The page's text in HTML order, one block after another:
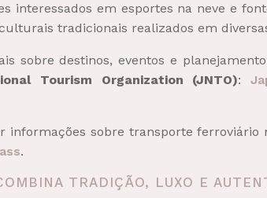
interessados em esportes na neve e
tradicionais realizados em
sobre destinos, eventos e
Tourism Organization (JNTO):
informações sobre transporte
.
TRADIÇÃO, LUXO E